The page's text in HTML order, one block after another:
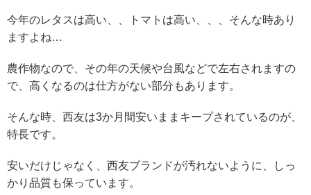
今年のレタスは高い、、トマトは高い、、、そんな時あり
ますよね…
農作物なので、その年の天候や台風などで左右されますの
で、高くなるのは仕方がない部分もあります。
そんな時、西友は3か月間安いままキープされているのが、
特長です。
安いだけじゃなく、西友ブランドが汚れないように、しっ
かり品質も保っています。